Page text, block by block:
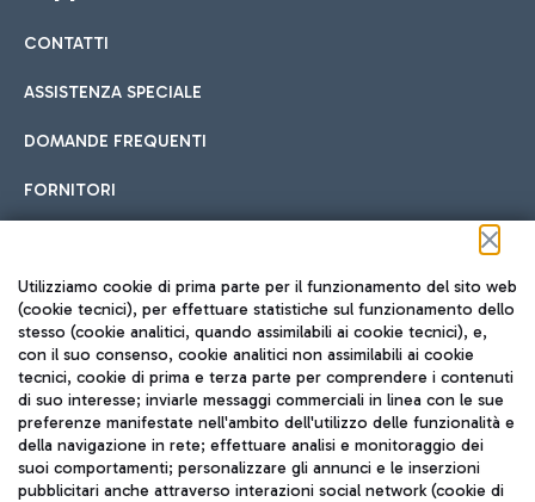
Cucina Internazionale
Fast Food
Hotel in aeroporto
Scegli l'alloggio più adatto e approfitta della vicinanza
all'aeroporto.
Car sharing
Con il Car Sharing è ancora più facile spostarsi
Treno
Raggiungi velocemente l'aeroporto di Fiumicino da Roma
tramite i servizi ferroviari Trenitalia.
CONTATTI
ASSISTENZA SPECIALE
DOMANDE FREQUENTI
FORNITORI
Seguici sui social
TRAVEL JOURNAL
ITA
Utilizziamo cookie di prima parte per il funzionamento del sito web
(cookie tecnici), per effettuare statistiche sul funzionamento dello
stesso (cookie analitici, quando assimilabili ai cookie tecnici), e,
con il suo consenso, cookie analitici non assimilabili ai cookie
tecnici, cookie di prima e terza parte per comprendere i contenuti
di suo interesse; inviarle messaggi commerciali in linea con le sue
preferenze manifestate nell'ambito dell'utilizzo delle funzionalità e
della navigazione in rete; effettuare analisi e monitoraggio dei
suoi comportamenti; personalizzare gli annunci e le inserzioni
pubblicitari anche attraverso interazioni social network (cookie di